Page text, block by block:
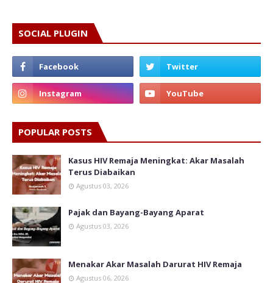
SOCIAL PLUGIN
POPULAR POSTS
Kasus HIV Remaja Meningkat: Akar Masalah
Terus Diabaikan
Agustus 03, 2026
Pajak dan Bayang-Bayang Aparat
Agustus 03, 2026
Menakar Akar Masalah Darurat HIV Remaja
Agustus 06, 2026